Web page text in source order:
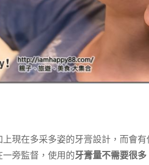
現在多采多姿的牙膏設計，而會
旁監督，使用的牙膏量不需要很多